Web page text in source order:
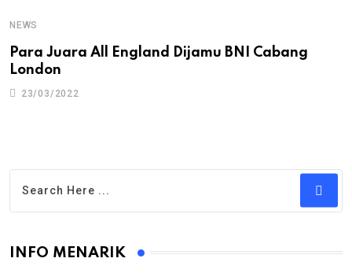
NEWS
Para Juara All England Dijamu BNI Cabang
London
23/03/2022
INFO MENARIK